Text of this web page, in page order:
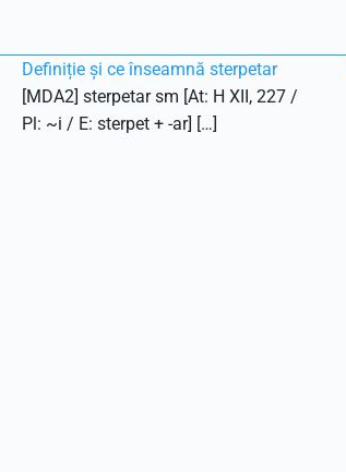
Definiție și ce înseamnă sterpetar
[MDA2] sterpetar sm [At: H XII, 227 /
Pl: ~i / E: sterpet + -ar] […]